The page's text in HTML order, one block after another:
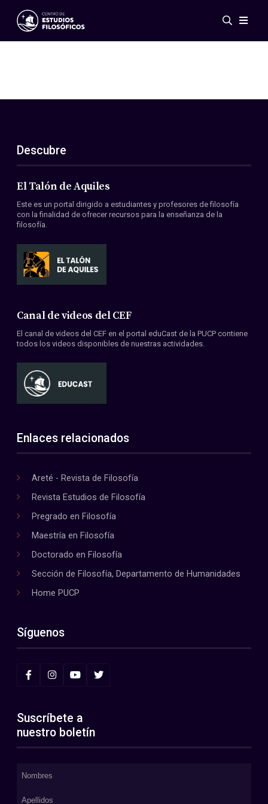
Eventos
ES
EN
Acerca de nosotros
Miembros
Convenios
Descubre
El Talón de Aquiles
Este es un portal dirigido a estudiantes y profesores de filosofía
con la finalidad de ofrecer recursos para la enseñanza de la
filosofía.
Canal de videos del CEF
El canal de videos del CEF en el portal eduCast de la PUCP contiene
todos los videos disponibles de nuestras actividades.
Enlaces relacionados
Areté - Revista de Filosofía
Revista Estudios de Filosofía
Pregrado en Filosofía
Maestría en Filosofía
Doctorado en Filosofía
Sección de Filosofía, Departamento de Humanidades
Home PUCP
Síguenos
Suscríbete a
nuestro boletín